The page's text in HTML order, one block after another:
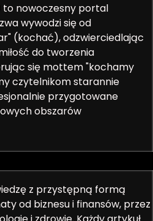
nowoczesny portal
wywodzi się od
(kochać), odzwierciedlając
do tworzenia
się mottem "kochamy
czytelnikom starannie
przygotowane
obszarów
z przystępną formą
od biznesu i finansów, przez